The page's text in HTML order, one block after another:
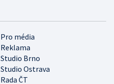
Pro média
Reklama
Studio Brno
Studio Ostrava
Rada ČT